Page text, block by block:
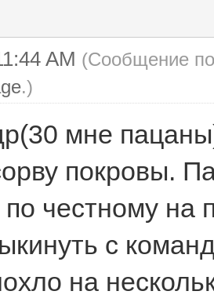
AM (Сообщение
.)
мне
покровы.
честному на
с
на